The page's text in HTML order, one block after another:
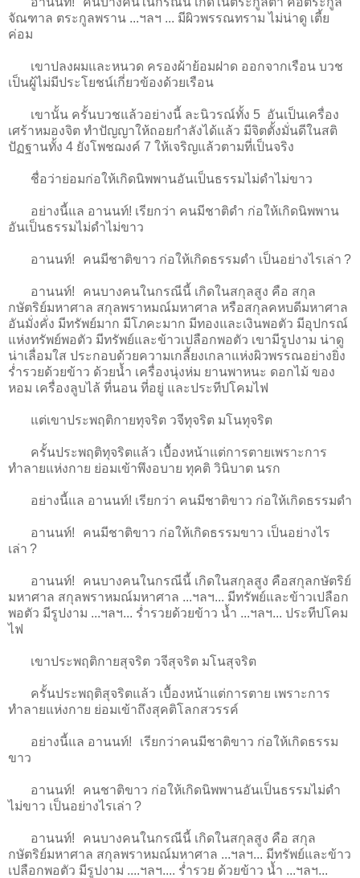
จัณฑาล ตระกูลพราน ...ฯลฯ ... มีผิวพรรณทราม ไม่น่าดู เตี้ย
ค่อม
เขาปลงผมและหนวด ครองผ้าย้อมฝาด ออกจากเรือน บวช
เป็นผู้ไม่มีประโยชน์เกี่ยวข้องด้วยเรือน
เขานั้น ครั้นบวชแล้วอย่างนี้ ละนิวรณ์ทั้ง 5 อันเป็นเครื่อง
เศร้าหมองจิต ทำปัญญาให้ถอยกำลังได้แล้ว มีจิตตั้งมั่นดีในสติ
ปัฏฐานทั้ง 4 ยังโพชฌงค์ 7 ให้เจริญแล้วตามที่เป็นจริง
ชื่อว่าย่อมก่อให้เกิดนิพพานอันเป็นธรรมไม่ดำไม่ขาว
อย่างนี้แล อานนท์! เรียกว่า คนมีชาติดำ ก่อให้เกิดนิพพาน
อันเป็นธรรมไม่ดำไม่ขาว
อานนท์! คนมีชาติขาว ก่อให้เกิดธรรมดำ เป็นอย่างไรเล่า ?
อานนท์! คนบางคนในกรณีนี้ เกิดในสกุลสูง คือ สกุล
กษัตริย์มหาศาล สกุลพราหมณ์มหาศาล หรือสกุลคหบดีมหาศาล
อันมั่งคั่ง มีทรัพย์มาก มีโภคะมาก มีทองและเงินพอตัว มีอุปกรณ์
แห่งทรัพย์พอตัว มีทรัพย์และข้าวเปลือกพอตัว เขามีรูปงาม น่าดู
น่าเลื่อมใส ประกอบด้วยความเกลี้ยงเกลาแห่งผิวพรรณอย่างยิ่ง
ร่ำรวยด้วยข้าว ด้วยน้ำ เครื่องนุ่งห่ม ยานพาหนะ ดอกไม้ ของ
หอม เครื่องลูบไล้ ที่นอน ที่อยู่ และประทีปโคมไฟ
แต่เขาประพฤติกายทุจริต วจีทุจริต มโนทุจริต
ครั้นประพฤติทุจริตแล้ว เบื้องหน้าแต่การตายเพราะการ
ทำลายแห่งกาย ย่อมเข้าพึงอบาย ทุคติ วินิบาต นรก
อย่างนี้แล อานนท์! เรียกว่า คนมีชาติขาว ก่อให้เกิดธรรมดำ
อานนท์! คนมีชาติขาว ก่อให้เกิดธรรมขาว เป็นอย่างไร
เล่า ?
อานนท์! คนบางคนในกรณีนี้ เกิดในสกุลสูง คือสกุลกษัตริย์
มหาศาล สกุลพราหมณ์มหาศาล ...ฯลฯ... มีทรัพย์และข้าวเปลือก
พอตัว มีรูปงาม ...ฯลฯ... ร่ำรวยด้วยข้าว น้ำ ...ฯลฯ... ประทีปโคม
ไฟ
เขาประพฤติกายสุจริต วจีสุจริต มโนสุจริต
ครั้นประพฤติสุจริตแล้ว เบื้องหน้าแต่การตาย เพราะการ
ทำลายแห่งกาย ย่อมเข้าถึงสุคติโลกสวรรค์
อย่างนี้แล อานนท์! เรียกว่าคนมีชาติขาว ก่อให้เกิดธรรม
ขาว
อานนท์! คนชาติขาว ก่อให้เกิดนิพพานอันเป็นธรรมไม่ดำ
ไม่ขาว เป็นอย่างไรเล่า ?
อานนท์! คนบางคนในกรณีนี้ เกิดในสกุลสูง คือ สกุล
กษัตริย์มหาศาล สกุลพราหมณ์มหาศาล ...ฯลฯ... มีทรัพย์และข้าว
เปลือกพอตัว มีรูปงาม ....ฯลฯ.... ร่ำรวย ด้วยข้าว น้ำ ...ฯลฯ...